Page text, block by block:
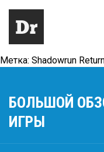
Метка: Shadowrun
БОЛЬШОЙ
ИГРЫ